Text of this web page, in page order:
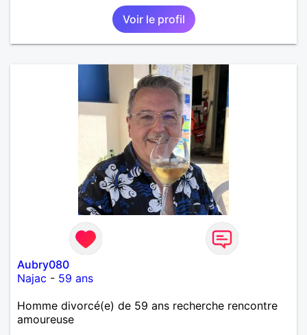
Voir le profil
Aubry080
Najac - 59 ans
Homme divorcé(e) de 59 ans recherche rencontre
amoureuse